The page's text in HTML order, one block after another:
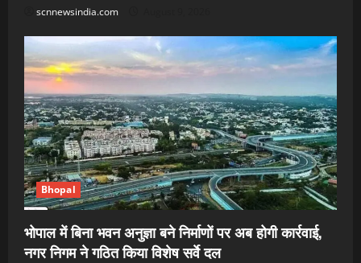
scnnewsindia.com
Bhopal
भोपाल में बिना भवन अनुज्ञा बने निर्माणों पर अब होगी कार्रवाई,
नगर निगम ने गठित किया विशेष सर्वे दल